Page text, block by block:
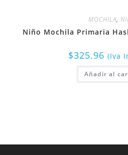
MOCHILA,
Niño Mochila Primaria
$325.96 (Iva
Añadir al